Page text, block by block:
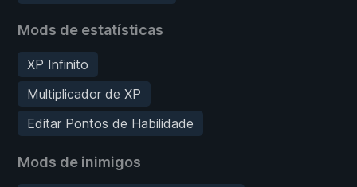
Mods de estatísticas
XP Infinito
Multiplicador de XP
Editar Pontos de Habilidade
Mods de inimigos